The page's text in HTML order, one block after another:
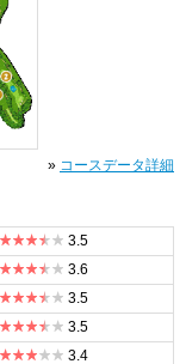
» コースデータ詳細
3.5
3.6
3.5
3.5
3.4